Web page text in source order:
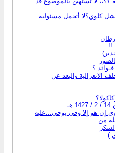
كلوي؟لا أتحمل مسئولية
فـوائد ؟
الانعزالية والبعد عن
إن هو إلا وحي يوحى...عليه
من
)